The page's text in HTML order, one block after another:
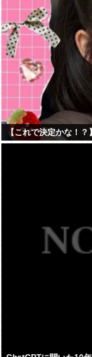
【これで決定かな！